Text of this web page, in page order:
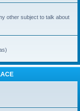
other subject to talk about